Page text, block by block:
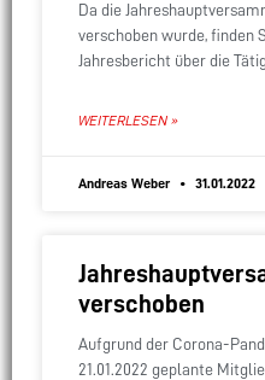
Da die
verschoben wurde, finden
Jahresbericht über die
WEITERLESEN »
Andreas Weber 31.01.2022
verschoben
Aufgrund der Corona-
21.01.2022 geplante